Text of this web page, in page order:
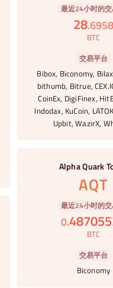
最近24小时的
28.6958
BTC
交易平台
Bibox, Biconomy,
bithumb, Bitrue,
CoinEx, DigiFinex,
Indodax, KuCoin,
Upbit, WazirX,
Alpha Quark
AQT
最近24小时的
0.
BTC
交易平台
Biconomy